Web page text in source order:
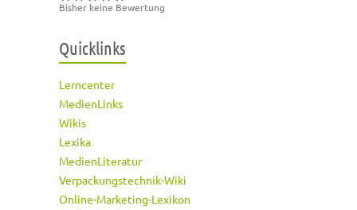
Bisher keine Bewertung
Quicklinks
Lerncenter
MedienLinks
Wikis
Lexika
MedienLiteratur
Verpackungstechnik-Wiki
Online-Marketing-Lexikon